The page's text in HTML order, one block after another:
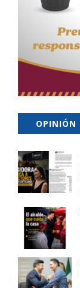
OPINIÓN